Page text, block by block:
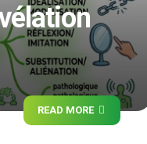
READ MORE